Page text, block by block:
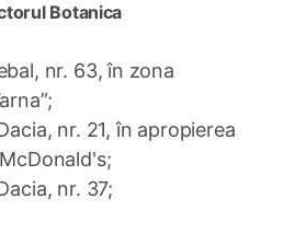
Botanica
nr. 63, în zona
nr. 21, în apropierea
nr. 37;